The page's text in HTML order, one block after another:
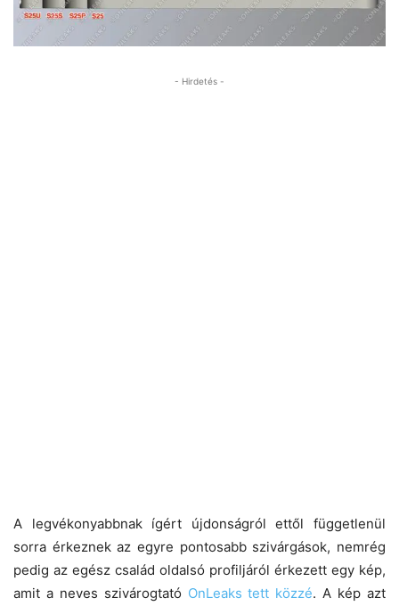
- Hirdetés -
A legvékonyabbnak ígért újdonságról ettől függetlenül
sorra érkeznek az egyre pontosabb szivárgások, nemrég
pedig az egész család oldalsó profiljáról érkezett egy kép,
amit a neves szivárogtató OnLeaks tett közzé. A kép azt